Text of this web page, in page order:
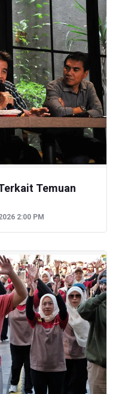
Temuan
2:00 PM